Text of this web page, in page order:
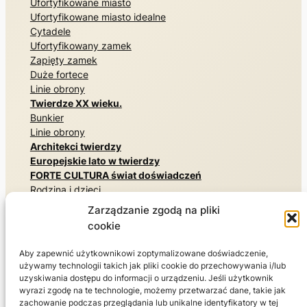
Zarządzanie zgodą na pliki
cookie
Aby zapewnić użytkownikowi zoptymalizowane doświadczenie,
używamy technologii takich jak pliki cookie do przechowywania i/lub
uzyskiwania dostępu do informacji o urządzeniu. Jeśli użytkownik
wyrazi zgodę na te technologie, możemy przetwarzać dane, takie jak
zachowanie podczas przeglądania lub unikalne identyfikatory w tej
Ufortyfikowane miasto idealne
Cytadele
Ufortyfikowany zamek
Zapięty zamek
Duże fortece
Linie obrony
Twierdze XX wieku.
Bunkier
Linie obrony
Architekci twierdzy
Europejskie lato w twierdzy
FORTE CULTURA świat doświadczeń
Rodzina i dzieci
Pomniki i miejsca pamięci
Tajne architektury
Poznaj historię wojskowości
Muzea i wystawy
Przyroda, parki i ogrody
Zamieszkaj i ciesz się
Sport
Świat podróży